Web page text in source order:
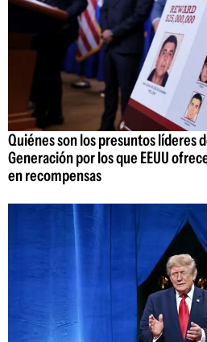
Quiénes son los presuntos líderes
Generación por los que EEUU
en recompensas